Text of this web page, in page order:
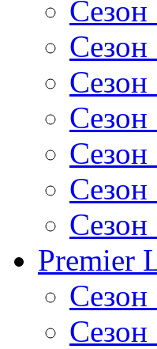
Сезон
Сезон
Сезон
Сезон
Сезон
Сезон
Сезон
Premier
Сезон
Сезон